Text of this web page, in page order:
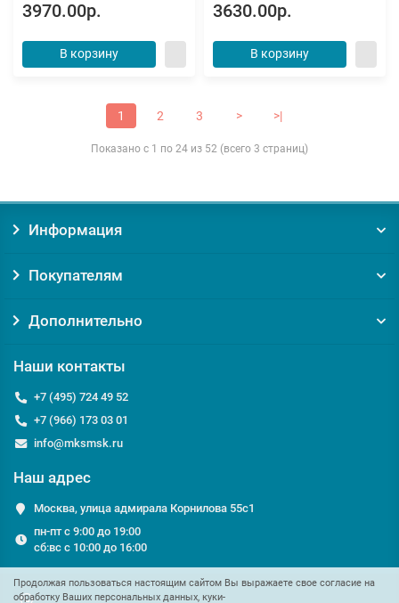
3970.00р.
В корзину
3630.00р.
В корзину
1 2 3 > >|
Показано с 1 по 24 из 52 (всего 3 страниц)
Продолжая пользоваться настоящим сайтом Вы выражаете свое согласие на
обработку Ваших персональных данных, куки-
Информация
Покупателям
Дополнительно
Наши контакты
+7 (495) 724 49 52
+7 (966) 173 03 01
info@mksmsk.ru
Наш адрес
Москва, улица адмирала Корнилова 55с1
пн-пт с 9:00 до 19:00
сб:вс с 10:00 до 16:00